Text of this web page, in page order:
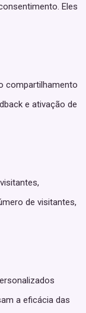
Eles
compartilhamento
e ativação de
de visitantes,
a eficácia das